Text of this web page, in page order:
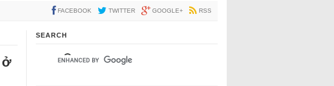
FACEBOOK TWITTER GOOGLE+ RSS
ở
SEARCH